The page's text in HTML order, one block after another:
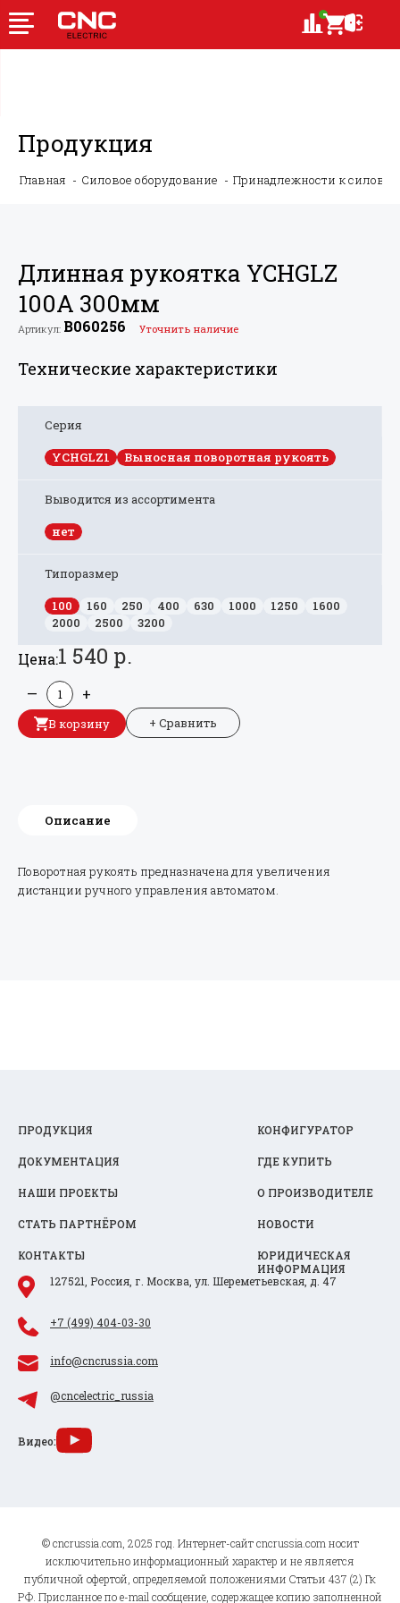
Продукция
Главная Силовое оборудование Принадлежности к
Длинная рукоятка YCHGLZ
100A 300мм
Артикул: B060256 Уточнить наличие
Технические характеристики
Серия
YCHGLZ1
Выносная поворотная рукоять
Выводится из ассортимента
нет
Типоразмер
100
160 250 400 630 1000 1250
1600
2000
2500 3200
Цена:1 540 р.
— +
В корзину + Сравнить
Описание
Поворотная рукоять предназначена для увеличения
дистанции ручного управления автоматом.
ПРОДУКЦИЯ КОНФИГУРАТОР
ДОКУМЕНТАЦИЯ ГДЕ КУПИТЬ
НАШИ ПРОЕКТЫ О ПРОИЗВОДИТЕЛЕ
СТАТЬ ПАРТНЁРОМ НОВОСТИ
КОНТАКТЫ
ЮРИДИЧЕСКАЯ
ИНФОРМАЦИЯ
127521, Россия, г. Москва, ул. Шереметьевская, д. 47
+7 (499) 404-03-30
info@cncrussia.com
@cncelectric_russia
Видео:
© cncrussia.com, 2025 год. Интернет-сайт cncrussia.com носит
исключительно информационный характер и не является
публичной офертой, определяемой положениями Статьи 437 (2) Гк
РФ. Присланное по e-mail сообщение, содержащее копию заполненной